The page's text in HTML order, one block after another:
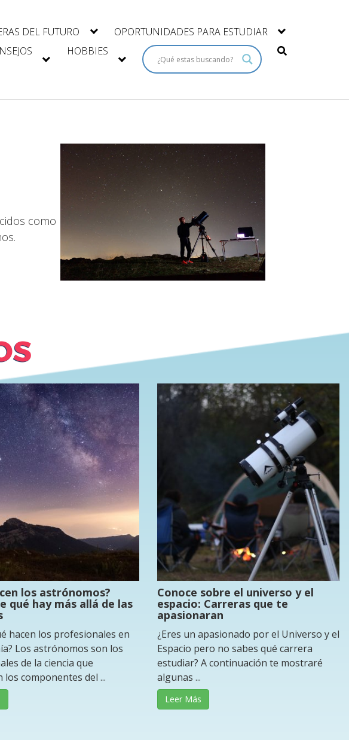
DEL FUTURO
OPORTUNIDADES PARA ESTUDIAR
HOBBIES
como
los astrónomos?
qué hay más allá de las
hacen los profesionales en
Los astrónomos son los
de la ciencia que
los componentes del ...
Conoce sobre el universo y el
espacio: Carreras que te
apasionaran
¿Eres un apasionado por el Universo y el
Espacio pero no sabes qué carrera
estudiar? A continuación te mostraré
algunas ...
Leer Más